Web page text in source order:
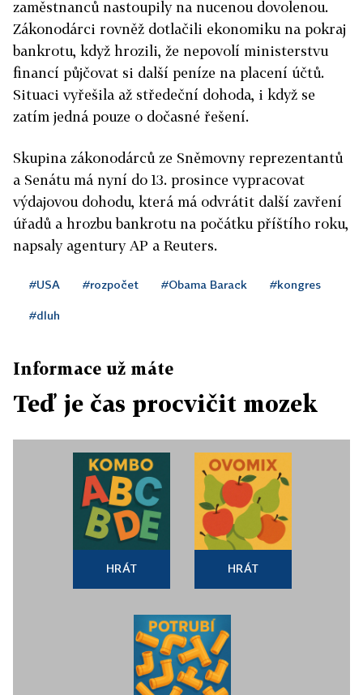
zaměstnanců nastoupily na nucenou dovolenou.
Zákonodárci rovněž dotlačili ekonomiku na pokraj
bankrotu, když hrozili, že nepovolí ministerstvu
financí půjčovat si další peníze na placení účtů.
Situaci vyřešila až středeční dohoda, i když se
zatím jedná pouze o dočasné řešení.
Skupina zákonodárců ze Sněmovny reprezentantů
a Senátu má nyní do 13. prosince vypracovat
výdajovou dohodu, která má odvrátit další zavření
úřadů a hrozbu bankrotu na počátku příštího roku,
napsaly agentury AP a Reuters.
#USA #rozpočet #Obama Barack #kongres
#dluh
Informace už máte
Teď je čas procvičit mozek
HRÁT HRÁT